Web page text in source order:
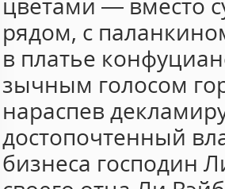
рядом, с
в платье
зычным голосом
нараспев
достопочтенный
бизнеса господин